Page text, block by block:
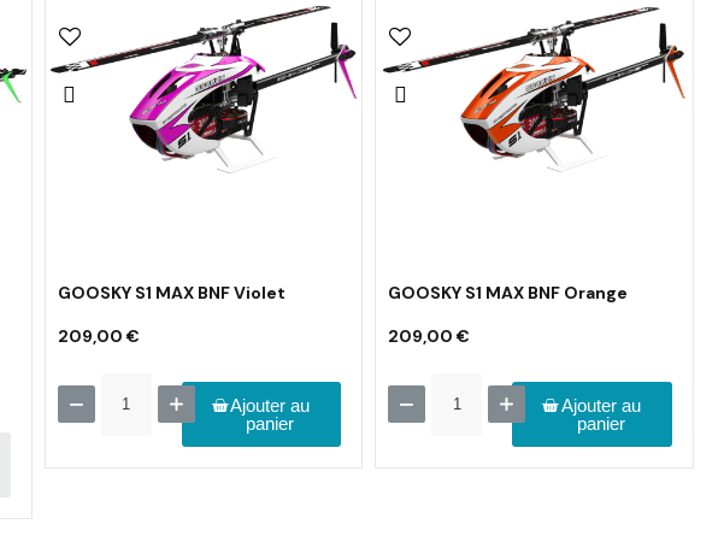
GOOSKY S1 MAX BNF Violet
209,00 €
Ajouter au
panier
GOOSKY S1 MAX BNF Orange
209,00 €
Ajouter au
panier